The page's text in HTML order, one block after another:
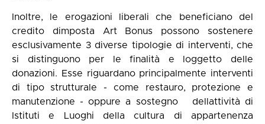
Inoltre, le erogazioni liberali che beneficiano del
credito dimposta Art Bonus possono sostenere
esclusivamente 3 diverse tipologie di interventi, che
si distinguono per le finalità e loggetto delle
donazioni. Esse riguardano principalmente interventi
di tipo strutturale - come restauro, protezione e
manutenzione - oppure a sostegno dellattività di
Istituti e Luoghi della cultura di appartenenza